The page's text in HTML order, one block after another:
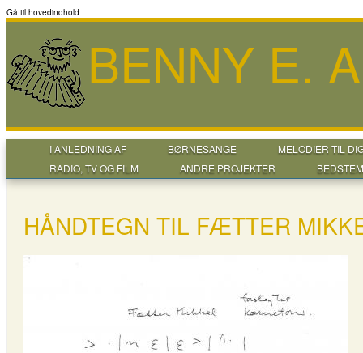
Gå til hovedindhold
BENNY E.
I ANLEDNING AF BØRNESANGE
MELODIER TIL
RADIO, TV OG FILM
ANDRE PROJEKTER
HÅNDTEGN TIL FÆTTER